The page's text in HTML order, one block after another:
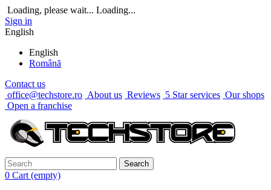
Loading, please wait... Loading...
Sign in
English
English
Română
Contact us
office@techstore.ro About us Reviews 5 Star services Our shops
Open a franchise
Search
0 Cart (empty)